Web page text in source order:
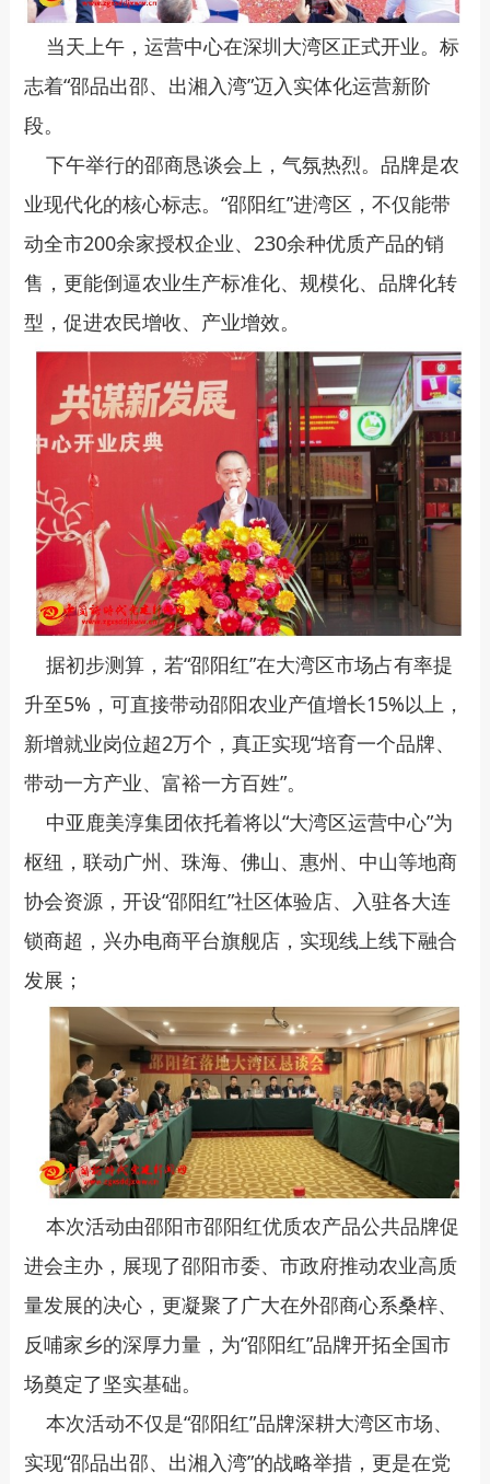
当天上午，运营中心在深圳大湾区正式开业。标
志着“邵品出邵、出湘入湾”迈入实体化运营新阶
段。
下午举行的邵商恳谈会上，气氛热烈。品牌是农
业现代化的核心标志。“邵阳红”进湾区，不仅能带
动全市200余家授权企业、230余种优质产品的销
售，更能倒逼农业生产标准化、规模化、品牌化转
型，促进农民增收、产业增效。
据初步测算，若“邵阳红”在大湾区市场占有率提
升至5%，可直接带动邵阳农业产值增长15%以上，
新增就业岗位超2万个，真正实现“培育一个品牌、
带动一方产业、富裕一方百姓”。
中亚鹿美淳集团依托着将以“大湾区运营中心”为
枢纽，联动广州、珠海、佛山、惠州、中山等地商
协会资源，开设“邵阳红”社区体验店、入驻各大连
锁商超，兴办电商平台旗舰店，实现线上线下融合
发展；
本次活动由邵阳市邵阳红优质农产品公共品牌促
进会主办，展现了邵阳市委、市政府推动农业高质
量发展的决心，更凝聚了广大在外邵商心系桑梓、
反哺家乡的深厚力量，为“邵阳红”品牌开拓全国市
场奠定了坚实基础。
本次活动不仅是“邵阳红”品牌深耕大湾区市场、
实现“邵品出邵、出湘入湾”的战略举措，更是在党